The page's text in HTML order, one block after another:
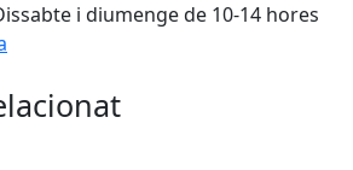
i diumenge de 10-14 hores